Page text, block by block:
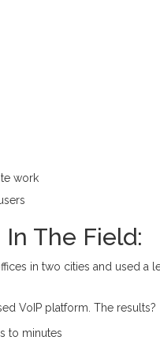
work
In The Field:
in two cities and used
VoIP platform. The results?
to minutes